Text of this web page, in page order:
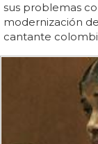
sus problemas
modernización
cantante